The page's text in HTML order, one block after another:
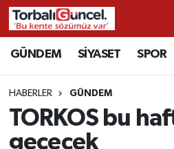
GÜNDEM SİYASET SPOR
HABERLER GÜNDEM
TORKOS bu
geçecek
İzmir Nöbetçi Eczaneler
İzmir Hava Durumu
İzmir Namaz Vakitleri